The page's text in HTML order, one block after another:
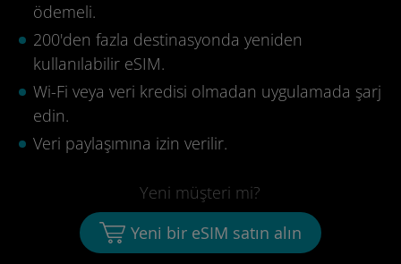
ödemeli.
200'den fazla destinasyonda yeniden
kullanılabilir eSIM.
Wi-Fi veya veri kredisi olmadan uygulamada şarj
edin.
Veri paylaşımına izin verilir.
Yeni müşteri mi?
Yeni bir eSIM satın alın